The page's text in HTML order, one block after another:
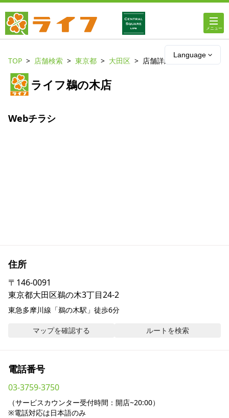
Language
店舗・チラシ情報
Contact us in English
TOP 店舗検索 東京都 大田区 店舗詳細
ライフ鵜の木店
Webチラシ
住所
〒 146-0091
東京都大田区鵜の木3丁目24-2
東急多摩川線「鵜の木駅」徒歩6分
マップを確認する ルートを検索
電話番号
03-3759-3750
（サービスカウンター受付時間：開店~20:00）
※電話対応は日本語のみ